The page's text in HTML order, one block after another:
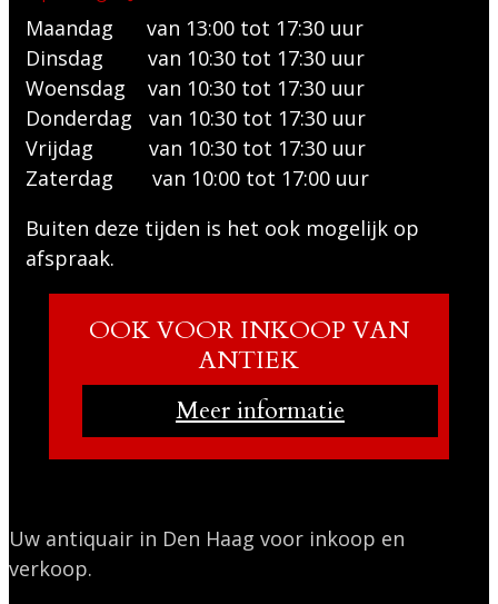
Maandag van 13:00 tot 17:30 uur
Dinsdag van 10:30 tot 17:30 uur
Woensdag van 10:30 tot 17:30 uur
Donderdag van 10:30 tot 17:30 uur
Vrijdag van 10:30 tot 17:30 uur
Zaterdag van 10:00 tot 17:00 uur
Buiten deze tijden is het ook mogelijk op
afspraak.
OOK VOOR INKOOP VAN
ANTIEK
Meer informatie
Uw antiquair in Den Haag voor inkoop en
verkoop.